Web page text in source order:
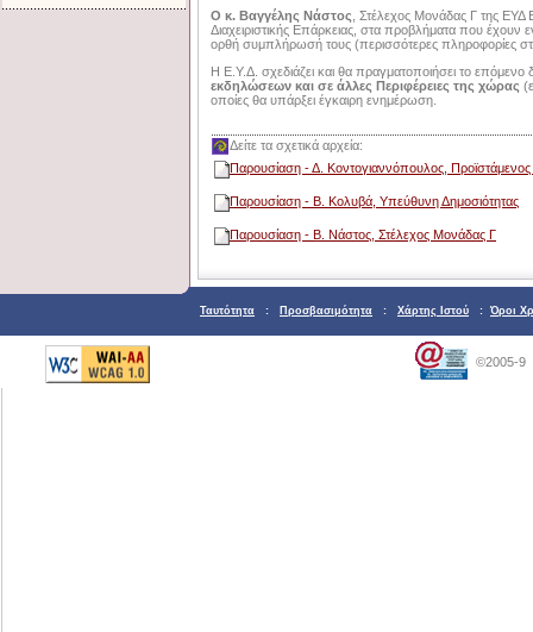
Ο κ. Βαγγέλης Νάστος , Στέλεχος Μονάδας Γ της
Διαχειριστικής Επάρκειας, στα προβλήματα που έχουν
ορθή συμπλήρωσή τους (περισσότερες πληροφορίες
Η Ε.Υ.Δ. σχεδιάζει και θα πραγματοποιήσει το επόμενο
εκδηλώσεων και σε άλλες Περιφέρειες της χώρας
οποίες θα υπάρξει έγκαιρη ενημέρωση.
Δείτε τα σχετικά αρχεία:
Παρουσίαση - Δ. Κοντογιαννόπουλος,
Παρουσίαση - Β. Κολυβά, Υπεύθυνη Δημοσιότητας
Παρουσίαση - Β. Νάστος, Στέλεχος Μονάδας Γ
Ταυτότητα : Προσβασιμότητα : Χάρτης Ιστού : Όροι
©2005-9